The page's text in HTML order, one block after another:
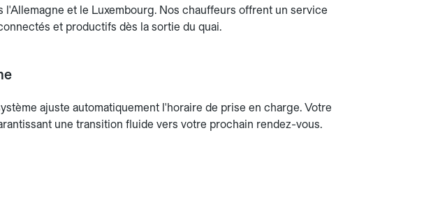
et le Luxembourg. Nos chauffeurs offrent un service
et productifs dès la sortie du quai.
ajuste automatiquement l'horaire de prise en charge. Votre
une transition fluide vers votre prochain rendez-vous.